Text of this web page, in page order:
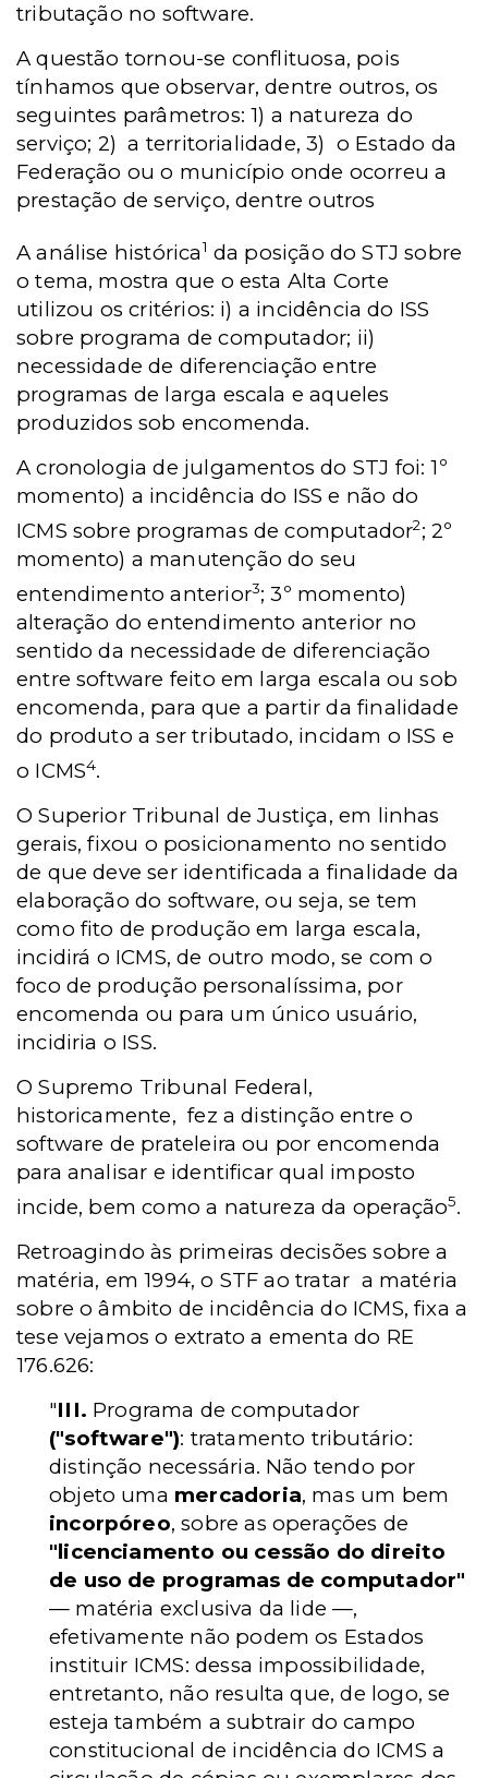
tributação no software.
A questão tornou-se conflituosa, pois
tínhamos que observar, dentre outros, os
seguintes parâmetros: 1) a natureza do
serviço; 2) a territorialidade, 3) o Estado da
Federação ou o município onde ocorreu a
prestação de serviço, dentre outros
A análise histórica1 da posição do STJ sobre
o tema, mostra que o esta Alta Corte
utilizou os critérios: i) a incidência do ISS
sobre programa de computador; ii)
necessidade de diferenciação entre
programas de larga escala e aqueles
produzidos sob encomenda.
A cronologia de julgamentos do STJ foi: 1º
momento) a incidência do ISS e não do
ICMS sobre programas de computador2; 2º
momento) a manutenção do seu
entendimento anterior3; 3º momento)
alteração do entendimento anterior no
sentido da necessidade de diferenciação
entre software feito em larga escala ou sob
encomenda, para que a partir da finalidade
do produto a ser tributado, incidam o ISS e
o ICMS4.
O Superior Tribunal de Justiça, em linhas
gerais, fixou o posicionamento no sentido
de que deve ser identificada a finalidade da
elaboração do software, ou seja, se tem
como fito de produção em larga escala,
incidirá o ICMS, de outro modo, se com o
foco de produção personalíssima, por
encomenda ou para um único usuário,
incidiria o ISS.
O Supremo Tribunal Federal,
historicamente, fez a distinção entre o
software de prateleira ou por encomenda
para analisar e identificar qual imposto
incide, bem como a natureza da operação5.
Retroagindo às primeiras decisões sobre a
matéria, em 1994, o STF ao tratar a matéria
sobre o âmbito de incidência do ICMS, fixa a
tese vejamos o extrato a ementa do RE
176.626:
"III. Programa de computador
("software"): tratamento tributário:
distinção necessária. Não tendo por
objeto uma mercadoria, mas um bem
incorpóreo, sobre as operações de
"licenciamento ou cessão do direito
de uso de programas de computador"
— matéria exclusiva da lide —,
efetivamente não podem os Estados
instituir ICMS: dessa impossibilidade,
entretanto, não resulta que, de logo, se
esteja também a subtrair do campo
constitucional de incidência do ICMS a